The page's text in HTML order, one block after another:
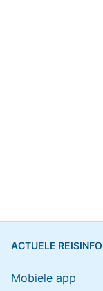
ACTUELE
Mobiele app